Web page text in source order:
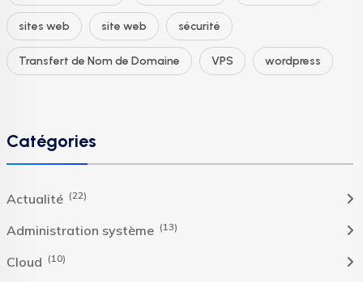
sites web site web sécurité
Transfert de Nom de Domaine VPS wordpress
Catégories
Actualité (22)
Administration système (13)
Cloud (10)